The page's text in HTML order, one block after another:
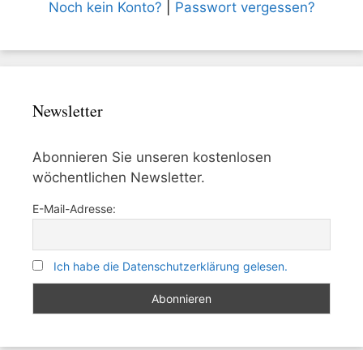
Noch kein Konto? Passwort vergessen?
Newsletter
Abonnieren Sie unseren kostenlosen
wöchentlichen Newsletter.
E-Mail-Adresse:
Ich habe die Datenschutzerklärung gelesen.